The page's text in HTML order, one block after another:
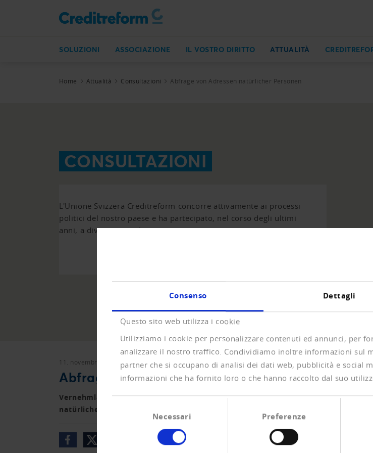
Consenso Dettagli
Questo sito web utilizza i cookie
Utilizziamo i cookie per personalizzare contenuti ed annunci, per
analizzare il nostro traffico. Condividiamo inoltre informazioni sul
partner che si occupano di analisi dei dati web, pubblicità e social
informazioni che ha fornito loro o che hanno raccolto dal suo
Necessari Preferenze
SOLUZIONI ASSOCIAZIONE IL VOSTRO DIRITTO ATTUALITÀ
Home Attualità Consultazioni Abfrage von Adressen natürlicher Personen
CONSULTAZIONI
L'Unione Svizzera Creditreform concorre attivamente ai processi
politici del nostro paese e ha partecipato, nel corso degli ultimi
anni, a diverse consultazioni.
11. novembre 2019 Vernehmlassungen
Abfrage von Adressen natürlicher Personen
Vernehmlassung zum Bundesgesetzes über das nationale System zur Abfrage
natürlicher Personen.